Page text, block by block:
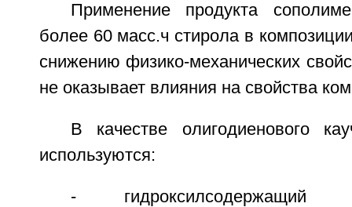
Применение продукта
более 60 масс.ч стирола в
снижению физико-механических
не оказывает влияния на свойства
В качестве олигодиенового
используются:
- гидроксилсодержащий